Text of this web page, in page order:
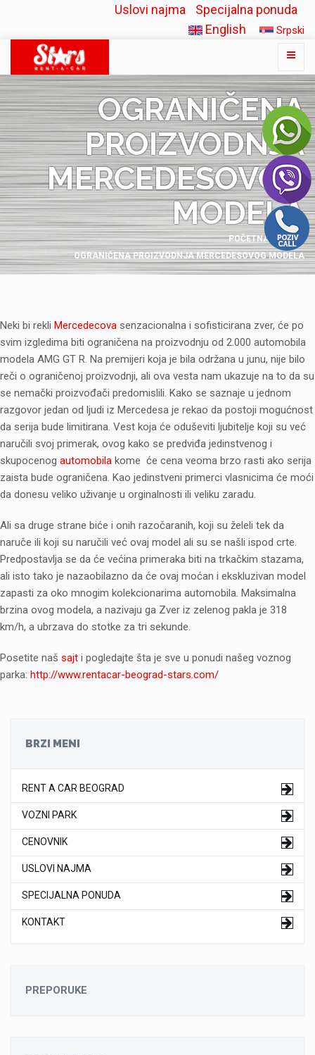
Uslovi najma
Specijalna ponuda
English
Srpski
OGRANIČENA
PROIZVODNJA
MERCEDESOVOG
MODELA
POČETNA
BLOG
OGRANIČENA PROIZVODNJA MERCEDESOVOG MODELA
Neki bi rekli Mercedecova senzacionalna i sofisticirana zver, će po
svim izgledima biti ograničena na proizvodnju od 2.000 automobila
modela AMG GT R. Na premijeri koja je bila održana u junu, nije bilo
reči o ograničenoj proizvodnji, ali ova vesta nam ukazuje na to da su
se nemački proizvođači predomislili. Kako se saznaje u jednom
razgovor jedan od ljudi iz Mercedesa je rekao da postoji mogućnost
da serija bude limitirana. Vest koja će oduševiti ljubitelje koji su već
naručili svoj primerak, ovog kako se predviđa jedinstvenog i
skupocenog automobila kome će cena veoma brzo rasti ako serija
zaista bude ograničena. Kao jedinstveni primerci vlasnicima će moći
da donesu veliko uživanje u orginalnosti ili veliku zaradu.
Ali sa druge strane biće i onih razočaranih, koji su želeli tek da
naruče ili koji su naručili već ovaj model ali su se našli ispod crte.
Predpostavlja se da će većina primeraka biti na trkačkim stazama,
ali isto tako je nazaobilazno da će ovaj moćan i ekskluzivan model
zapasti za oko mnogim kolekcionarima automobila. Maksimalna
brzina ovog modela, a nazivaju ga Zver iz zelenog pakla je 318
km/h, a ubrzava do stotke za tri sekunde.
Posetite naš sajt i pogledajte šta je sve u ponudi našeg voznog
parka: http://www.rentacar-beograd-stars.com/
BRZI MENI
RENT A CAR BEOGRAD
VOZNI PARK
CENOVNIK
USLOVI NAJMA
SPECIJALNA PONUDA
KONTAKT
PREPORUKE